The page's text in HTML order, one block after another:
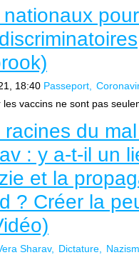
18:40 Passeport
vaccins ne sont pas
du
: y a-t-il un
et la
? Créer la
Sharav Dictature